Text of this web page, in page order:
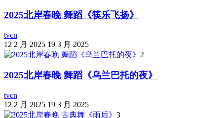
2025北岸春晚 舞蹈《筷乐飞扬》
tvcn
12 2 月 2025 19 3 月 2025
2
2025北岸春晚 舞蹈《乌兰巴托的夜》
tvcn
12 2 月 2025 19 3 月 2025
3